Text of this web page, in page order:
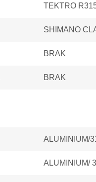
TEKTRO
SHIMANO
BRAK
BRAK
ALUMINIUM/
ALUMINIUM/